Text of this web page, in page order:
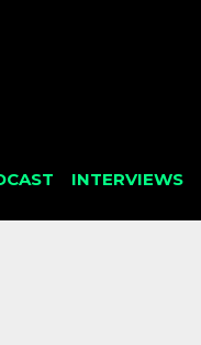
INTERVIEWS